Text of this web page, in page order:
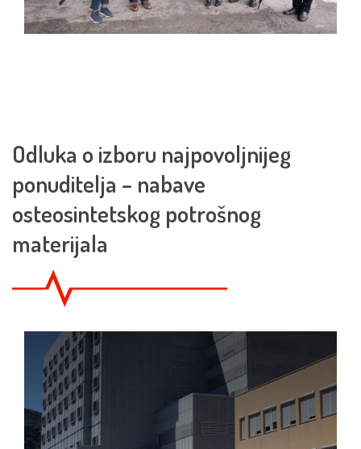
Odluka o izboru najpovoljnijeg
ponuditelja – nabave
osteosintetskog potrošnog
materijala